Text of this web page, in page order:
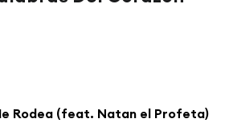
Rodea (feat. Natan el Profeta)